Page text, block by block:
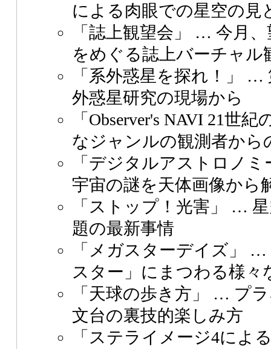
による肉眼での星空の見
「誌上観望会」
… 今月、
をめぐる誌上バーチャル
「系外惑星を探れ！」
…
外惑星研究の現場から
「Observer's NAVI 21世
なジャンルの観測者から
「デジタルアストロノ
宇宙の謎を天体画像から
「ストップ！光害」
… 星
題の最新事情
「メガスターデイズ」
…
スター」にまつわる様々
「天球の歩き方」
… プラ
文台の裏技的楽しみ方
「ステライメージ4によ